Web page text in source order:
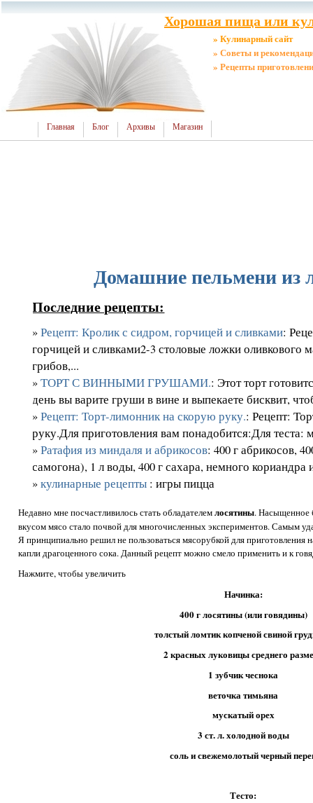
Хорошая пища или
» Кулинарный сайт
» Советы и
» Рецепты
Главная Блог Архивы Магазин
Домашние пельмени из
Последние рецепты:
»Рецепт: Кролик с сидром, горчицей и сливками:
горчицей и сливками2-3 столовые ложки оливкового
грибов,...
»ТОРТ С ВИННЫМИ ГРУШАМИ.: Этот торт
день вы варите груши в вине и выпекаете бисквит,
»Рецепт: Торт-лимонник на скорую руку.: Рецепт:
руку.Для приготовления вам понадобится:Для теста:
»Ратафия из миндаля и абрикосов: 400 г абрикосов,
самогона), 1 л воды, 400 г сахара, немного кориандра
»кулинарные рецепты : игры пицца
Недавно мне посчастливилось стать обладателемлосятины. Насыщенное
вкусом мясо стало почвой для многочисленных экспериментов. Самым
Я принципиально решил не пользоваться мясорубкой для приготовления
капли драгоценного сока. Данный рецепт можно смело применить и к
Нажмите, чтобы увеличить
Начинка:
400 г лосятины (или говядины)
толстый ломтик копченой свиной
2 красных луковицы среднего
1 зубчик чеснока
веточка тимьяна
мускатый орех
3 ст. л. холодной воды
соль и свежемолотый черный
Тесто: